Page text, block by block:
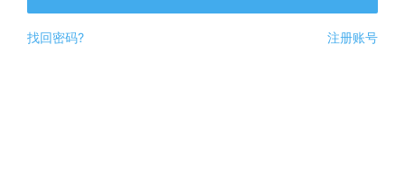
找回密码? 注册账号